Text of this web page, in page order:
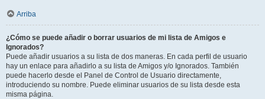
Arriba
¿Cómo se puede añadir o borrar usuarios de mi lista de Amigos e
Ignorados?
Puede añadir usuarios a su lista de dos maneras. En cada perfil de usuario
hay un enlace para añadirlo a su lista de Amigos y/o Ignorados. También
puede hacerlo desde el Panel de Control de Usuario directamente,
introduciendo su nombre. Puede eliminar usuarios de su lista desde esta
misma página.